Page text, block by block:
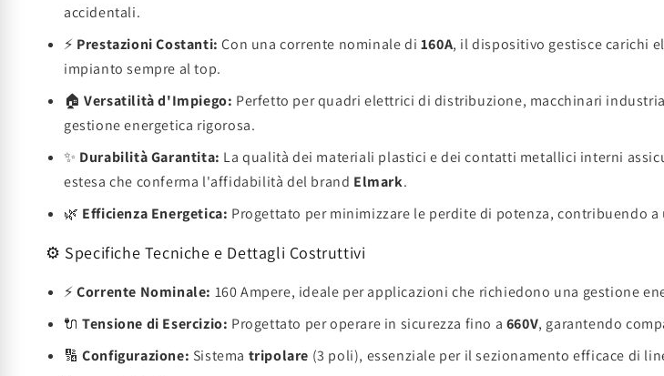
accidentali.
⚡ Prestazioni Costanti: Con una corrente nominale di 160A, il dispositivo gestisce carichi
impianto sempre al top.
🏠Versatilità d'Impiego: Perfetto per quadri elettrici di distribuzione, macchinari
gestione energetica rigorosa.
✨ Durabilità Garantita: La qualità dei materiali plastici e dei contatti metallici interni
estesa che conferma l'affidabilità del brand Elmark.
🌿 Efficienza Energetica: Progettato per minimizzare le perdite di potenza, contribuendo
⚙️ Specifiche Tecniche e Dettagli Costruttivi
⚡Corrente Nominale: 160 Ampere, ideale per applicazioni che richiedono una gestione
🔌Tensione di Esercizio: Progettato per operare in sicurezza fino a 660V, garantendo
🔢Configurazione: Sistema tripolare (3 poli), essenziale per il sezionamento efficace di